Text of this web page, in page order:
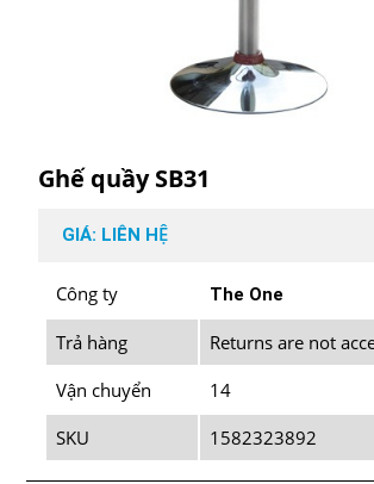
Ghế quầy SB31
GIÁ: LIÊN HỆ
Công ty The One
Trả hàng
Returns are not
Vận chuyển
14
SKU
1582323892